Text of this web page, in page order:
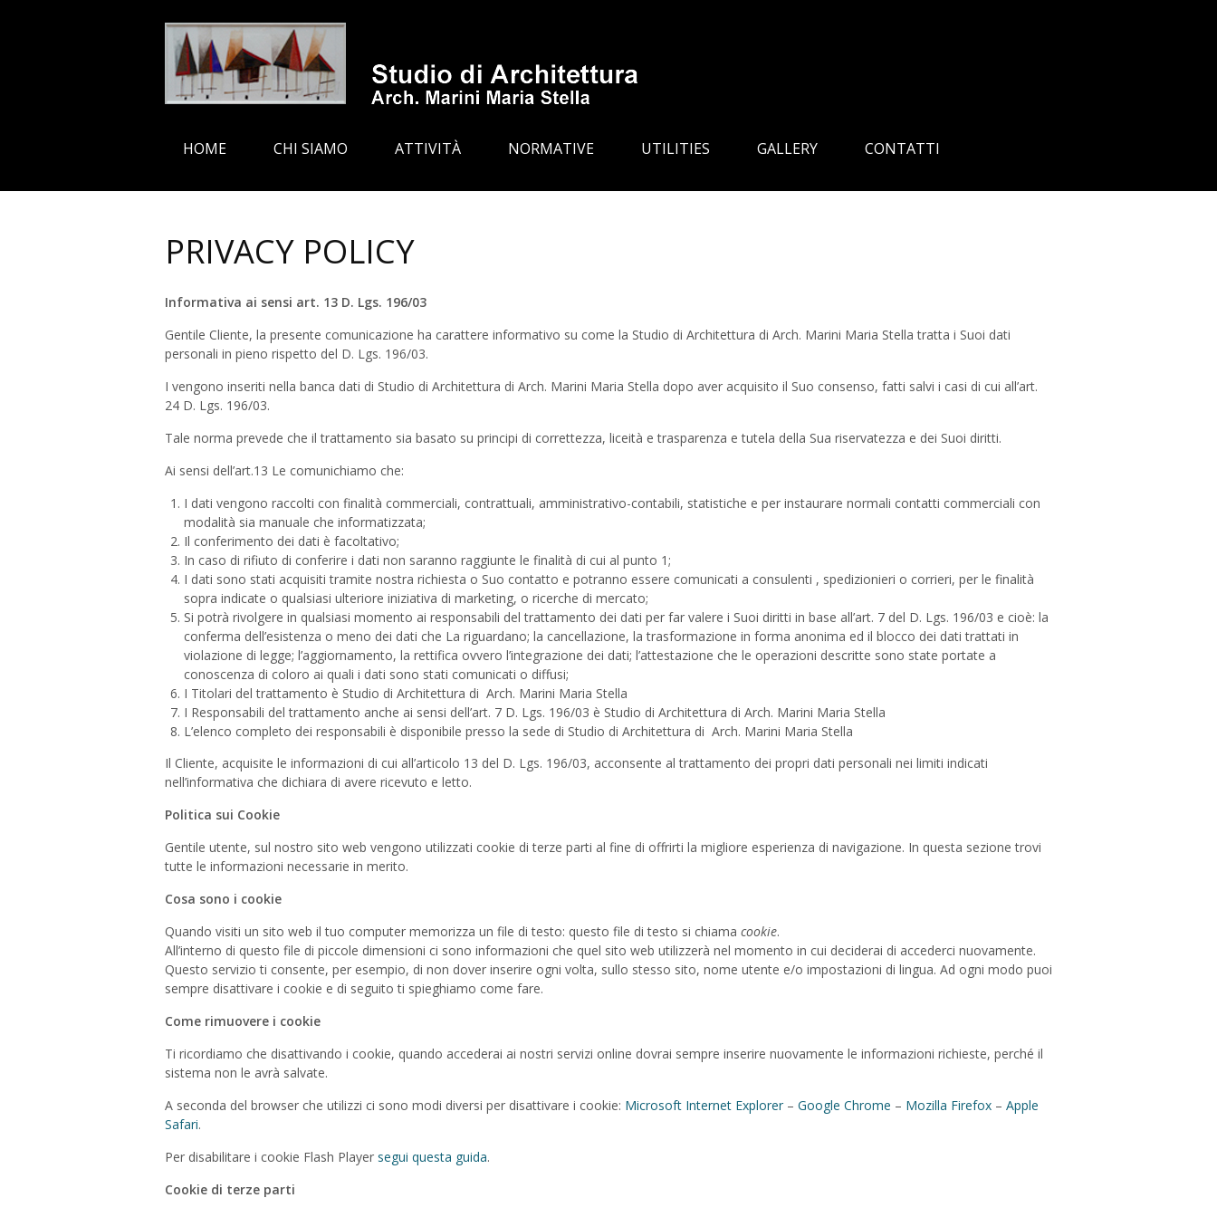
S
I
T
O
O
T
N
T
HOME CHI SIAMO ATTIVITÀ NORMATIVE UTILITIES GALLERY CONTATTI
PRIVACY POLICY
Informativa ai sensi art. 13 D. Lgs. 196/03
Gentile Cliente, la presente comunicazione ha carattere informativo su come la Studio di Architettura di Arch. Marini Maria Stella tratta i Suoi dati
personali in pieno rispetto del D. Lgs. 196/03.
I vengono inseriti nella banca dati di Studio di Architettura di Arch. Marini Maria Stella dopo aver acquisito il Suo consenso, fatti salvi i casi di cui all’art.
24 D. Lgs. 196/03.
Tale norma prevede che il trattamento sia basato su principi di correttezza, liceità e trasparenza e tutela della Sua riservatezza e dei Suoi diritti.
Ai sensi dell’art.13 Le comunichiamo che:
I dati vengono raccolti con finalità commerciali, contrattuali, amministrativo-contabili, statistiche e per instaurare normali contatti commerciali con
modalità sia manuale che informatizzata;
Il conferimento dei dati è facoltativo;
In caso di rifiuto di conferire i dati non saranno raggiunte le finalità di cui al punto 1;
I dati sono stati acquisiti tramite nostra richiesta o Suo contatto e potranno essere comunicati a consulenti , spedizionieri o corrieri, per le finalità
sopra indicate o qualsiasi ulteriore iniziativa di marketing, o ricerche di mercato;
Si potrà rivolgere in qualsiasi momento ai responsabili del trattamento dei dati per far valere i Suoi diritti in base all’art. 7 del D. Lgs. 196/03 e cioè: la
conferma dell’esistenza o meno dei dati che La riguardano; la cancellazione, la trasformazione in forma anonima ed il blocco dei dati trattati in
violazione di legge; l’aggiornamento, la rettifica ovvero l’integrazione dei dati; l’attestazione che le operazioni descritte sono state portate a
conoscenza di coloro ai quali i dati sono stati comunicati o diffusi;
I Titolari del trattamento è Studio di Architettura di Arch. Marini Maria Stella
I Responsabili del trattamento anche ai sensi dell’art. 7 D. Lgs. 196/03 è Studio di Architettura di Arch. Marini Maria Stella
L’elenco completo dei responsabili è disponibile presso la sede di Studio di Architettura di Arch. Marini Maria Stella
Il Cliente, acquisite le informazioni di cui all’articolo 13 del D. Lgs. 196/03, acconsente al trattamento dei propri dati personali nei limiti indicati
nell’informativa che dichiara di avere ricevuto e letto.
Politica sui Cookie
Gentile utente, sul nostro sito web vengono utilizzati cookie di terze parti al fine di offrirti la migliore esperienza di navigazione. In questa sezione trovi
tutte le informazioni necessarie in merito.
Cosa sono i cookie
Quando visiti un sito web il tuo computer memorizza un file di testo: questo file di testo si chiama cookie.
All’interno di questo file di piccole dimensioni ci sono informazioni che quel sito web utilizzerà nel momento in cui deciderai di accederci nuovamente.
Questo servizio ti consente, per esempio, di non dover inserire ogni volta, sullo stesso sito, nome utente e/o impostazioni di lingua. Ad ogni modo puoi
sempre disattivare i cookie e di seguito ti spieghiamo come fare.
Come rimuovere i cookie
Ti ricordiamo che disattivando i cookie, quando accederai ai nostri servizi online dovrai sempre inserire nuovamente le informazioni richieste, perché il
sistema non le avrà salvate.
A seconda del browser che utilizzi ci sono modi diversi per disattivare i cookie: Microsoft Internet Explorer – Google Chrome – Mozilla Firefox – Apple
Safari.
Per disabilitare i cookie Flash Player segui questa guida.
Cookie di terze parti